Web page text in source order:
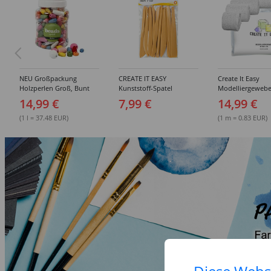
NEU Großpackung
Holzperlen Groß, Bunt
Sortiert, 400 ml Eimer
14,99 €
(1 l = 37.48 EUR)
CREATE IT EASY
Kunststoff-Spatel
Sortiment, 14 Stück
7,99 €
Create It Easy
Gipsbinden, 8cm
3m lang, 6 Stück
14,99 €
(1 m = 0.83 EUR)